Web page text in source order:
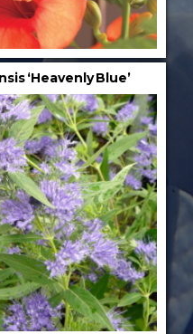
‘Heavenly Blue’